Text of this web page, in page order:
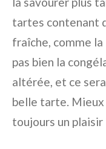
tartes contenant
fraîche, comme
pas bien la
altérée, et ce
belle tarte. Mieux
toujours un